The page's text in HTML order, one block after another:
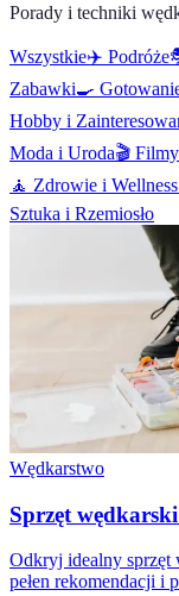
Porady i techniki
Wszystkie✈️ Podróże
Zabawki🍳
Hobby i
Moda i Uroda🎬
🧘 Zdrowie i Wellness
Sztuka i Rzemiosło
Wędkarstwo
Sprzęt
Odkryj idealny sprzęt
pełen rekomendacji i